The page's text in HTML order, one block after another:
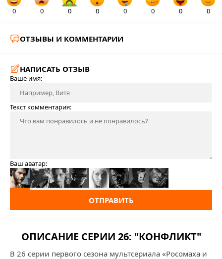
0 0 0 0 0 0 0 0
ОТЗЫВЫ И КОММЕНТАРИИ
НАПИСАТЬ ОТЗЫВ
Ваше имя:
Текст комментария:
Ваш аватар:
ОТПРАВИТЬ
ОПИСАНИЕ СЕРИИ 26: "КОНФЛИКТ"
В 26 серии первого сезона мультсериала «Росомаха и